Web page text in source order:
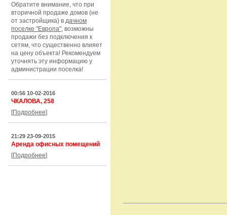
Обратите внимание, что при
вторичной продаже домов (не
от застройщика) в дачном
поселке "Европа" , возможны
продажи без подключения к
сетям, что существенно влияет
на цену объекта! Рекомендуем
уточнять эту информацию у
администрации поселка!
00:56 10-02-2016
ЧКАЛОВА, 258
[Подробнее]
21:29 23-09-2015
Аренда офисных помещений
[Подробнее]